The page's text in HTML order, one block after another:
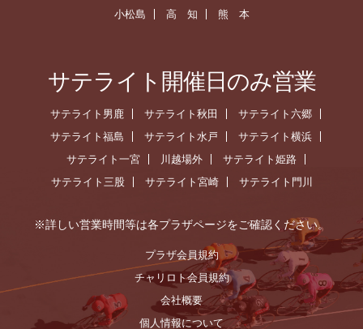
小松島
高 知 熊 本
サテライト開催日のみ営業
サテライト男鹿 サテライト秋田
サテライト六郷
サテライト福島
サテライト水戸
サテライト横浜
サテライト一宮
川越場外
サテライト姫路
サテライト三股
サテライト宮崎 サテライト門川
※詳しい営業時間等は各プラザページをご確認ください。
プラザ会員規約
チャリロト会員規約
会社概要
個人情報について